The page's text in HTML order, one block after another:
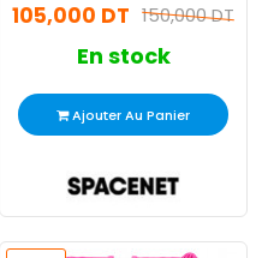
150,000 DT
105,000 DT
En stock
Ajouter Au Panier